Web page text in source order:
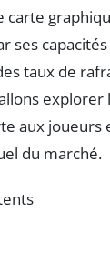
carte
ses
taux de
aux
du marché.